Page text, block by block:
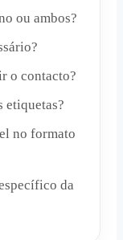
ou ambos?
o contacto?
etiquetas?
no formato
da